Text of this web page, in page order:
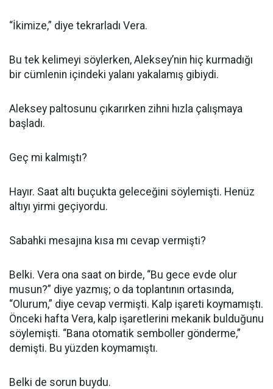
“İkimize,” diye tekrarladı Vera.
Bu tek kelimeyi söylerken, Aleksey’nin hiç kurmadığı
bir cümlenin içindeki yalanı yakalamış gibiydi.
Aleksey paltosunu çıkarırken zihni hızla çalışmaya
başladı.
Geç mi kalmıştı?
Hayır. Saat altı buçukta geleceğini söylemişti. Henüz
altıyı yirmi geçiyordu.
Sabahki mesajına kısa mı cevap vermişti?
Belki. Vera ona saat on birde, “Bu gece evde olur
musun?” diye yazmış; o da toplantının ortasında,
“Olurum,” diye cevap vermişti. Kalp işareti koymamıştı.
Önceki hafta Vera, kalp işaretlerini mekanik bulduğunu
söylemişti. “Bana otomatik semboller gönderme,”
demişti. Bu yüzden koymamıştı.
Belki de sorun buydu.